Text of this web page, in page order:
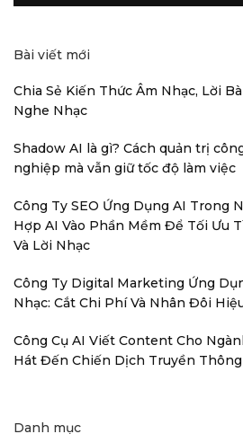
Bài viết mới
Chia Sẻ Kiến Thức Âm Nhạc, Lời
Nghe Nhạc
Shadow AI là gì? Cách quản trị
nghiệp mà vẫn giữ tốc độ làm việc
Công Ty SEO Ứng Dụng AI Trong
Hợp AI Vào Phần Mềm Để Tối Ưu
Và Lời Nhạc
Công Ty Digital Marketing Ứng
Nhạc: Cắt Chi Phí Và Nhân Đôi
Công Cụ AI Viết Content Cho
Hát Đến Chiến Dịch Truyền
Danh mục